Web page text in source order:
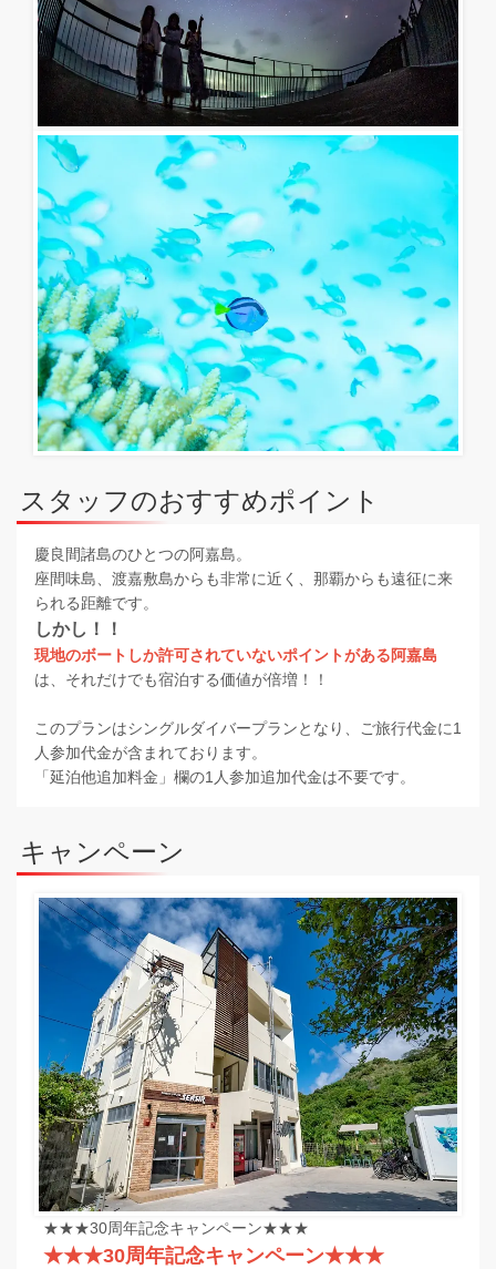
スタッフのおすすめポイント
慶良間諸島のひとつの阿嘉島。
座間味島、渡嘉敷島からも非常に近く、那覇からも遠征に来
られる距離です。
しかし！！
現地のボートしか許可されていないポイントがある阿嘉島
は、それだけでも宿泊する価値が倍増！！
このプランはシングルダイバープランとなり、ご旅行代金に1
人参加代金が含まれております。
「延泊他追加料金」欄の1人参加追加代金は不要です。
キャンペーン
★★★30周年記念キャンペーン★★★
★★★30周年記念キャンペーン★★★